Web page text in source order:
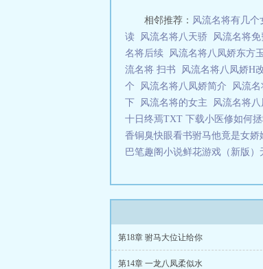
相邻推荐： 风流名将有几个
读
风流名将八天骄 风流名将
名将后续
风流名将八凤娇东方
流名将 扫书
风流名将八凤娇H
个
风流名将八凤娇简介 风流
下
风流名将的女主 风流名将
十日终焉TXT 下载小医修如何
香铜臭快眼看书驸马他竟是女娇
巴笔趣阁小说鲜花游戏（新版）
第18章 驸马大位让给你
第14章 一龙八凤柔似水